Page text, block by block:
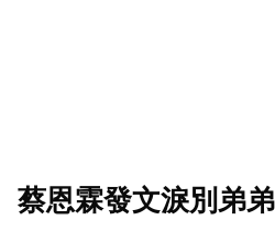
蔡恩霖發文淚別弟